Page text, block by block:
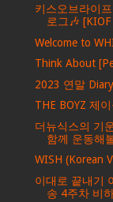
키스오브라이
로그🎶 [KIOF
Welcome to
Think About
2023 연말
THE BOYZ 제
더뉴식스의 기
함께 운동해
WISH (Korean
이대로 끝내기
송 4주차 비